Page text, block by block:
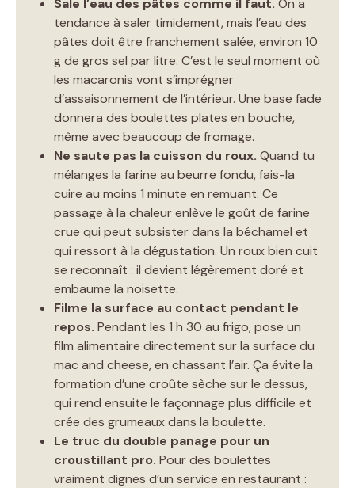
tendance à saler timidement, mais l’eau des
pâtes doit être franchement salée, environ 10
g de gros sel par litre. C’est le seul moment où
les macaronis vont s’imprégner
d’assaisonnement de l’intérieur. Une base fade
donnera des boulettes plates en bouche,
même avec beaucoup de fromage.
Ne saute pas la cuisson du roux. Quand tu
mélanges la farine au beurre fondu, fais-la
cuire au moins 1 minute en remuant. Ce
passage à la chaleur enlève le goût de farine
crue qui peut subsister dans la béchamel et
qui ressort à la dégustation. Un roux bien cuit
se reconnaît : il devient légèrement doré et
embaume la noisette.
Filme la surface au contact pendant le
repos. Pendant les 1 h 30 au frigo, pose un
film alimentaire directement sur la surface du
mac and cheese, en chassant l’air. Ça évite la
formation d’une croûte sèche sur le dessus,
qui rend ensuite le façonnage plus difficile et
crée des grumeaux dans la boulette.
Le truc du double panage pour un
croustillant pro. Pour des boulettes
vraiment dignes d’un service en restaurant :